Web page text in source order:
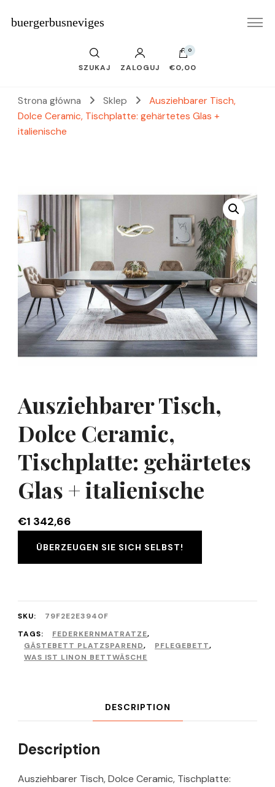
buergerbusneviges
SZUKAJ ZALOGUJ
0
€0,00
Strona główna Sklep
Ausziehbarer Tisch,
Dolce Ceramic, Tischplatte: gehärtetes Glas +
italienische
Ausziehbarer Tisch,
Dolce Ceramic,
Tischplatte: gehärtetes
Glas + italienische
€1 342,66
ÜBERZEUGEN SIE SICH SELBST!
SKU:
79F2E2E3940F
TAGS:
FEDERKERNMATRATZE,
GÄSTEBETT PLATZSPAREND, PFLEGEBETT,
WAS IST LINON BETTWÄSCHE
DESCRIPTION
Description
Ausziehbarer Tisch, Dolce Ceramic, Tischplatte: